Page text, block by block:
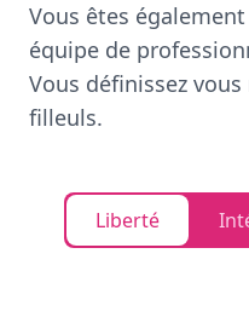
Vous êtes
équipe de
Vous définissez
filleuls.
Liberté